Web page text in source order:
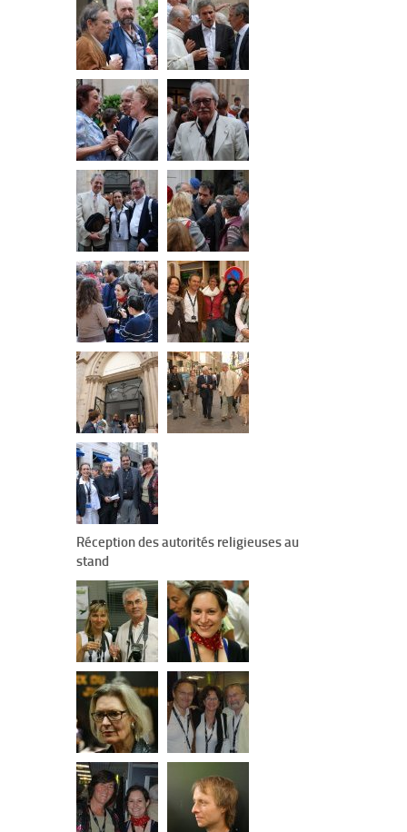
Réception des autorités religieuses au
stand